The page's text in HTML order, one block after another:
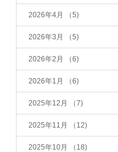
2026年4月 （5)
2026年3月 （5)
2026年2月 （6)
2026年1月 （6)
2025年12月 （7)
2025年11月 （12)
2025年10月 （18)